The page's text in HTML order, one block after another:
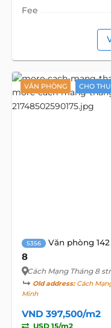
Fee
VĂN PHÒNG CHO
5356 Văn phòng
8
Cách Mạng Tháng 8
Old address:Cách
Minh
VND 397,500/m2
USD 15/m2